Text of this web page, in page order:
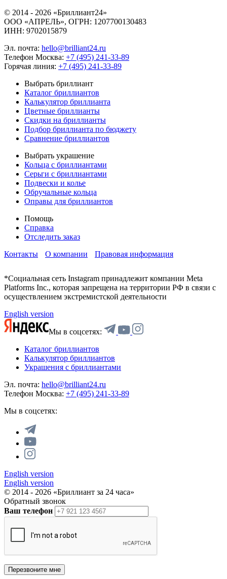
© 2014 - 2026 «Бриллиант24»
ООО «АПРЕЛЬ», ОГРН: 1207700130483
ИНН: 9702015879
Эл. почта: hello@brilliant24.ru
Телефон Москва: +7 (495) 241-33-89
Горячая линия: +7 (495) 241-33-89
Выбрать бриллиант
Каталог бриллиантов
Калькулятор бриллианта
Цветные бриллианты
Скидки на бриллианты
Подбор бриллианта по бюджету
Сравнение бриллиантов
Выбрать украшение
Кольца с бриллиантами
Серьги с бриллиантами
Подвески и колье
Обручальные кольца
Оправы для бриллиантов
Помощь
Справка
Отследить заказ
Контакты
О компании Правовая информация
*Социальная сеть Instagram принадлежит компании Meta
Platforms Inc., которая запрещена на территории РФ в связи с
осуществлением экстремистской деятельности
English version
Мы в соцсетях:
Каталог бриллиантов
Калькулятор бриллиантов
Украшения с бриллиантами
Эл. почта: hello@brilliant24.ru
Телефон Москва: +7 (495) 241-33-89
Мы в соцсетях:
English version
English version
© 2014 - 2026 «Бриллиант за 24 часа»
Обратный звонок
Ваш телефон